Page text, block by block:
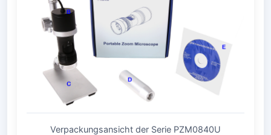
Verpackungsansicht der Serie PZM0840U